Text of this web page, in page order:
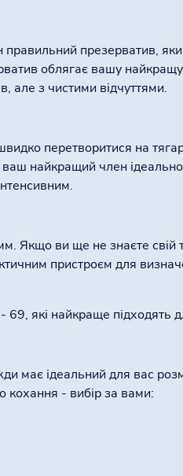
правильний презерватив,
облягає вашу найкращу
але з чистими відчуттями.
перетворитися на
ваш найкращий член ідеально
Якщо ви ще не знаєте свій
пристроєм для
які найкраще підходять
має ідеальний для вас
кохання - вибір за вами: